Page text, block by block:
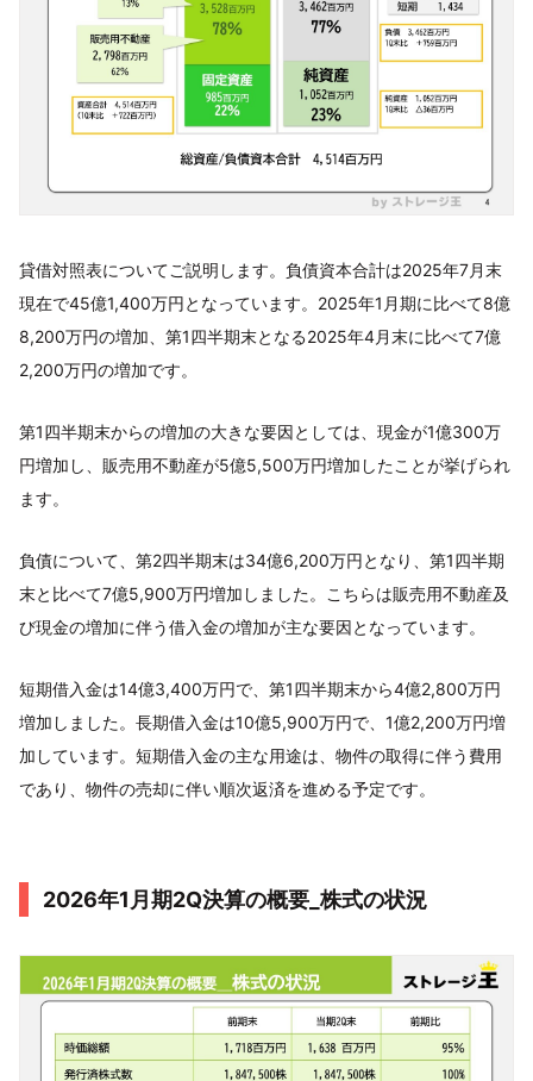
貸借対照表についてご説明します。負債資本合計は2025年7月末
現在で45億1,400万円となっています。2025年1月期に比べて8億
8,200万円の増加、第1四半期末となる2025年4月末に比べて7億
2,200万円の増加です。
第1四半期末からの増加の大きな要因としては、現金が1億300万
円増加し、販売用不動産が5億5,500万円増加したことが挙げられ
ます。
負債について、第2四半期末は34億6,200万円となり、第1四半期
末と比べて7億5,900万円増加しました。こちらは販売用不動産及
び現金の増加に伴う借入金の増加が主な要因となっています。
短期借入金は14億3,400万円で、第1四半期末から4億2,800万円
増加しました。長期借入金は10億5,900万円で、1億2,200万円増
加しています。短期借入金の主な用途は、物件の取得に伴う費用
であり、物件の売却に伴い順次返済を進める予定です。
2026年1月期2Q決算の概要_株式の状況